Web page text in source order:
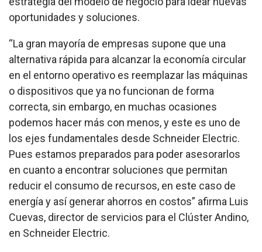
oportunidades y soluciones.
“La gran mayoría de empresas supone que una
alternativa rápida para alcanzar la economía circular
en el entorno operativo es reemplazar las máquinas
o dispositivos que ya no funcionan de forma
correcta, sin embargo, en muchas ocasiones
podemos hacer más con menos, y este es uno de
los ejes fundamentales desde Schneider Electric.
Pues estamos preparados para poder asesorarlos
en cuanto a encontrar soluciones que permitan
reducir el consumo de recursos, en este caso de
energía y así generar ahorros en costos” afirma Luis
Cuevas, director de servicios para el Clúster Andino,
en Schneider Electric.